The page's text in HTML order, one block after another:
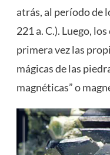
atrás, al período de
221 a. C.). Luego,
primera vez las
mágicas de las
magnéticas” o